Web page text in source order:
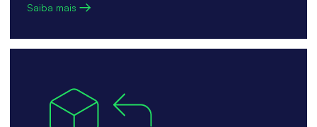
Saiba mais